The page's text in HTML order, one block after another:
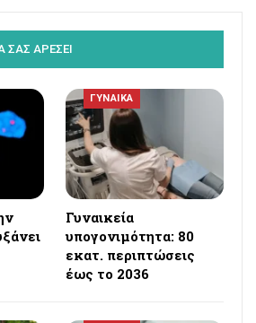
ΣΑΣ ΑΡΕΣΕΙ
ΓΥΝΑΙΚΑ
Γυναικεία
υπογονιμότητα: 80
εκατ. περιπτώσεις
έως το 2036